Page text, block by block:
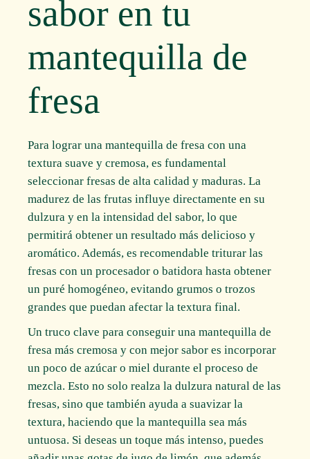
sabor en tu
mantequilla de
fresa
Para lograr una mantequilla de fresa con una
textura suave y cremosa, es fundamental
seleccionar fresas de alta calidad y maduras. La
madurez de las frutas influye directamente en su
dulzura y en la intensidad del sabor, lo que
permitirá obtener un resultado más delicioso y
aromático. Además, es recomendable triturar las
fresas con un procesador o batidora hasta obtener
un puré homogéneo, evitando grumos o trozos
grandes que puedan afectar la textura final.
Un truco clave para conseguir una mantequilla de
fresa más cremosa y con mejor sabor es incorporar
un poco de azúcar o miel durante el proceso de
mezcla. Esto no solo realza la dulzura natural de las
fresas, sino que también ayuda a suavizar la
textura, haciendo que la mantequilla sea más
untuosa. Si deseas un toque más intenso, puedes